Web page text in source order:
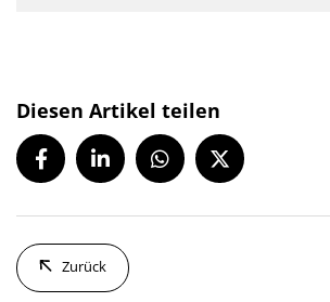
Diesen Artikel teilen
Zurück